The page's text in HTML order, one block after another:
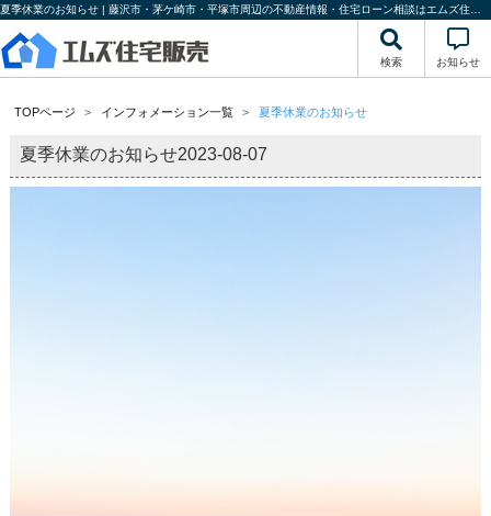
検索 お知らせ
TOPページ インフォメーション一覧 夏季休業のお知らせ
夏季休業のお知らせ2023-08-07